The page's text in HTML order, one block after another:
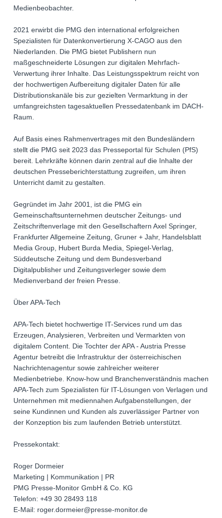
Medienbeobachter.
2021 erwirbt die PMG den international erfolgreichen
Spezialisten für Datenkonvertierung X-CAGO aus den
Niederlanden. Die PMG bietet Publishern nun
maßgeschneiderte Lösungen zur digitalen Mehrfach-
Verwertung ihrer Inhalte. Das Leistungsspektrum reicht von
der hochwertigen Aufbereitung digitaler Daten für alle
Distributionskanäle bis zur gezielten Vermarktung in der
umfangreichsten tagesaktuellen Pressedatenbank im DACH-
Raum.
Auf Basis eines Rahmenvertrages mit den Bundesländern
stellt die PMG seit 2023 das Presseportal für Schulen (PfS)
bereit. Lehrkräfte können darin zentral auf die Inhalte der
deutschen Presseberichterstattung zugreifen, um ihren
Unterricht damit zu gestalten.
Gegründet im Jahr 2001, ist die PMG ein
Gemeinschaftsunternehmen deutscher Zeitungs- und
Zeitschriftenverlage mit den Gesellschaftern Axel Springer,
Frankfurter Allgemeine Zeitung, Gruner + Jahr, Handelsblatt
Media Group, Hubert Burda Media, Spiegel-Verlag,
Süddeutsche Zeitung und dem Bundesverband
Digitalpublisher und Zeitungsverleger sowie dem
Medienverband der freien Presse.
Über APA-Tech
APA-Tech bietet hochwertige IT-Services rund um das
Erzeugen, Analysieren, Verbreiten und Vermarkten von
digitalem Content. Die Tochter der APA - Austria Presse
Agentur betreibt die Infrastruktur der österreichischen
Nachrichtenagentur sowie zahlreicher weiterer
Medienbetriebe. Know-how und Branchenverständnis machen
APA-Tech zum Spezialisten für IT-Lösungen von Verlagen und
Unternehmen mit mediennahen Aufgabenstellungen, der
seine Kundinnen und Kunden als zuverlässiger Partner von
der Konzeption bis zum laufenden Betrieb unterstützt.
Pressekontakt:
Roger Dormeier
Marketing | Kommunikation | PR
PMG Presse-Monitor GmbH & Co. KG
Telefon: +49 30 28493 118
E-Mail: roger.dormeier@presse-monitor.de